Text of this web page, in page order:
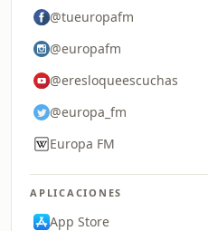
@tueuropafm
@europafm
@eresloqueescuchas
@europa_fm
Europa FM
APLICACIONES
App Store